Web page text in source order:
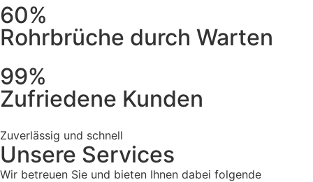
60%
Rohrbrüche durch Warten
99%
Zufriedene Kunden
Zuverlässig und schnell
Unsere Services
Wir betreuen Sie und bieten Ihnen dabei folgende